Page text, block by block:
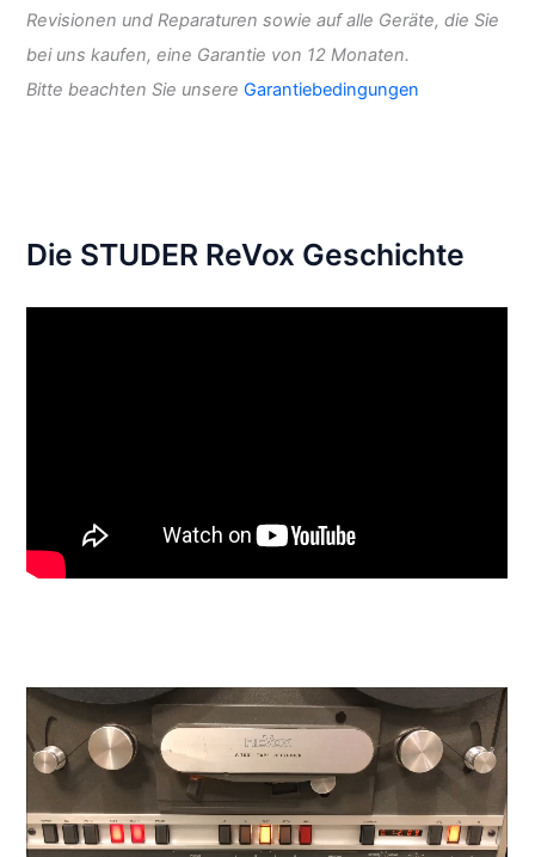
Revisionen und Reparaturen sowie auf alle Geräte, die Sie
bei uns kaufen, eine Garantie von 12 Monaten.
Bitte beachten Sie unsere Garantiebedingungen
Die STUDER ReVox Geschichte